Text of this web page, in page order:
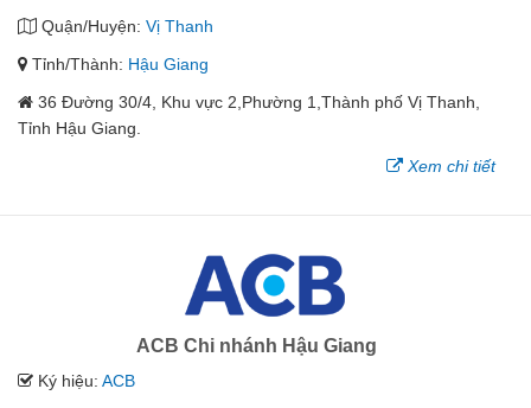
Quận/Huyện: Vị Thanh
Tỉnh/Thành: Hậu Giang
36 Đường 30/4, Khu vực 2,Phường 1,Thành phố Vị Thanh,
Tỉnh Hậu Giang.
Xem chi tiết
ACB Chi nhánh Hậu Giang
Ký hiệu: ACB